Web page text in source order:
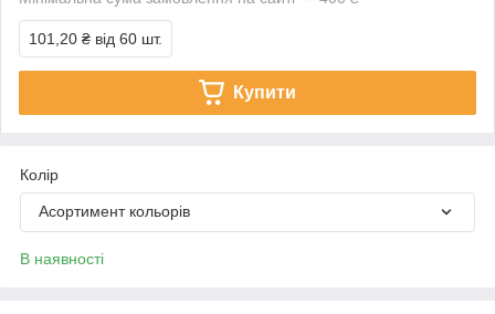
101,20 ₴ від 60 шт.
Купити
Колір
Асортимент кольорів
В наявності